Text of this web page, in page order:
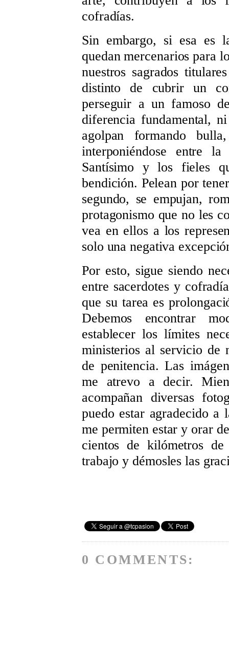
cofradías.
Sin embargo, si esa es
quedan mercenarios para
nuestros sagrados
distinto de cubrir un
perseguir a un famoso
diferencia fundamental,
agolpan formando
interponiéndose entre
Santísimo y los fieles
bendición. Pelean por
segundo, se empujan,
protagonismo que no les
vea en ellos a los
solo una negativa
Por esto, sigue siendo
entre sacerdotes y
que su tarea es
Debemos encontrar
establecer los límites
ministerios al servicio de
de penitencia. Las
me atrevo a decir.
acompañan diversas
puedo estar agradecido a
me permiten estar y orar
cientos de kilómetros
trabajo y démosles las
0 COMMENTS: